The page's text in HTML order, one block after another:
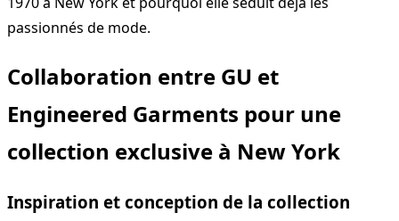
passionnés de mode.
Collaboration entre GU et
Engineered Garments pour une
collection exclusive à New York
Inspiration et conception de la collection